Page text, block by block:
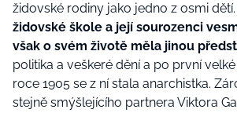
židovské rodiny jako jedno z osmi dětí.
židovské škole a její sourozenci
však o svém životě měla jinou
politika a veškeré dění a po první
roce 1905 se z ní stala anarchistka.
stejně smýšlejícího partnera Viktora